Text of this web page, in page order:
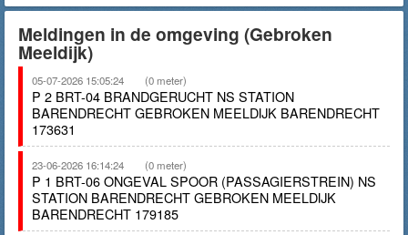
Meldingen in de omgeving (Gebroken
Meeldijk)
05-07-2026 15:05:24 (0 meter)
P 2 BRT-04 BRANDGERUCHT NS STATION
BARENDRECHT GEBROKEN MEELDIJK BARENDRECHT
173631
23-06-2026 16:14:24 (0 meter)
P 1 BRT-06 ONGEVAL SPOOR (PASSAGIERSTREIN) NS
STATION BARENDRECHT GEBROKEN MEELDIJK
BARENDRECHT 179185